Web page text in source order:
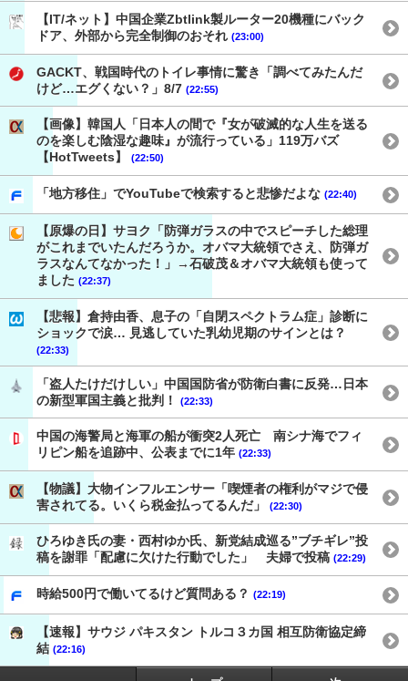
【IT/ネット】中国企業Zbtlink製ルーター20機種にバック
ドア、外部から完全制御のおそれ (23:00)
GACKT、戦国時代のトイレ事情に驚き「調べてみたんだ
けど…エグくない？」8/7 (22:55)
【画像】韓国人「日本人の間で『女が破滅的な人生を送る
のを楽しむ陰湿な趣味』が流行っている」119万バズ
【HotTweets】
(22:50)
「地方移住」でYouTubeで検索すると悲惨だよな (22:40)
【原爆の日】サヨク「防弾ガラスの中でスピーチした総理
がこれまでいたんだろうか。オバマ大統領でさえ、防弾ガ
ラスなんてなかった！」→石破茂＆オバマ大統領も使って
ました (22:37)
【悲報】倉持由香、息子の「自閉スペクトラム症」診断に
ショックで涙… 見逃していた乳幼児期のサインとは？
(22:33)
「盗人たけだけしい」中国国防省が防衛白書に反発…日本
の新型軍国主義と批判！
(22:33)
中国の海警局と海軍の船が衝突2人死亡 南シナ海でフィ
リピン船を追跡中、公表までに1年 (22:33)
【物議】大物インフルエンサー「喫煙者の権利がマジで侵
害されてる。いくら税金払ってるんだ」
(22:30)
ひろゆき氏の妻・西村ゆか氏、新党結成巡る”ブチギレ”投
稿を謝罪「配慮に欠けた行動でした」 夫婦で投稿 (22:29)
時給500円で働いてるけど質問ある？ (22:19)
【速報】サウジ パキスタン トルコ３カ国 相互防衛協定締
結 (22:16)